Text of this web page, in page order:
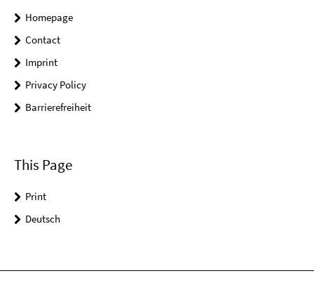
Homepage
Contact
Imprint
Privacy Policy
Barrierefreiheit
This Page
Print
Deutsch